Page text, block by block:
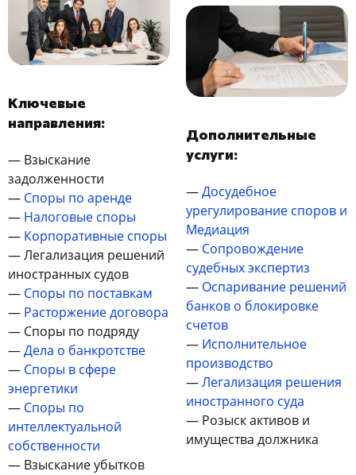
Ключевые
направления:
— Взыскание
задолженности
— Споры по аренде
— Налоговые споры
— Корпоративные споры
— Легализация решений
иностранных судов
— Споры по поставкам
— Расторжение договора
— Споры по подряду
—Дела о банкротстве
— Споры в сфере
энергетики
— Споры по
интеллектуальной
собственности
— Взыскание убытков
Дополнительные
услуги:
—Досудебное
урегулирование споров и
Медиация
— Сопровождение
судебных экспертиз
— Оспаривание решений
банков о блокировке
счетов
— Исполнительное
производство
—Легализация решения
иностранного суда
— Розыск активов и
имущества должника